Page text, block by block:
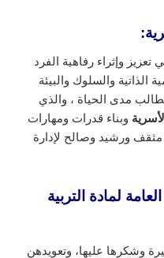
تعزيز وإثراء رفاهية الفرد
والسلوك والبيئة
مدى الحياة ، والذي
الأسرية وبناء قدرات ومهارات
ورشيد وصالح لإدارة
لمادة التربية
وشكرها عليها، وتعويدهن